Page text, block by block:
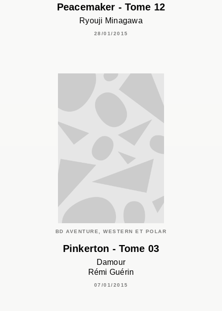
Peacemaker - Tome 12
Ryouji Minagawa
28/01/2015
BD AVENTURE, WESTERN ET POLAR
Pinkerton - Tome 03
Damour
Rémi Guérin
07/01/2015